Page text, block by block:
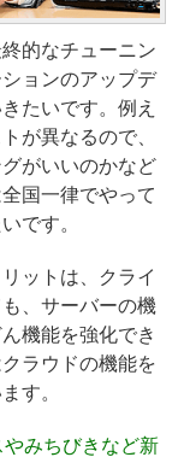
的なチューニン
ョンのアップデ
たいです。例え
が異なるので、
がいいのかなど
国一律でやって
です。
ットは、クライ
、サーバーの機
機能を強化でき
ラウドの機能を
す。
みちびきなど新